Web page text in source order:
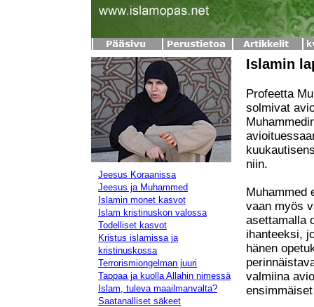
Jeesus Koraanissa
Jeesus ja Muhammed
Islamin monet kasvot
Islam kristinuskon valossa
Todelliset kasvot
Kristus islamissa ja
kristinuskossa
Terrorismiongelman juuri
Tappaa ja kuolla Allahin nimessä
Islam, tuleva maailmanvalta?
Saatanalliset säkeet
Islamin
Profeetta
solmivat
niin.
Muhammed
vaan myös
asettamalla
ihanteeksi,
hänen
valmiina